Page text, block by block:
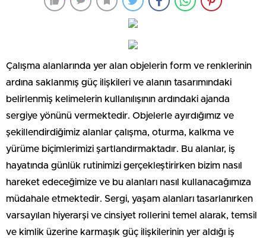
Çalışma alanlarında yer alan objelerin form ve renklerinin
ardına saklanmış güç ilişkileri ve alanın tasarımındaki
belirlenmiş kelimelerin kullanılışının ardındaki ajanda
sergiye yönünü vermektedir. Objelerle ayırdığımız ve
şekillendirdiğimiz alanlar çalışma, oturma, kalkma ve
yürüme biçimlerimizi şartlandırmaktadır. Bu alanlar, iş
hayatında günlük rutinimizi gerçekleştirirken bizim nasıl
hareket edeceğimize ve bu alanları nasıl kullanacağımıza
müdahale etmektedir. Sergi, yaşam alanları tasarlanırken
varsayılan hiyerarşi ve cinsiyet rollerini temel alarak, temsil
ve kimlik üzerine karmaşık güç ilişkilerinin yer aldığı iş